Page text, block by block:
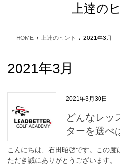
上達の
HOME 上達のヒント 2021年3月
2021年3月
2021年3月30日
どんなレッ
ターを選べ
こんにちは、石田昭啓です。この
ただき誠にありがとうございます。